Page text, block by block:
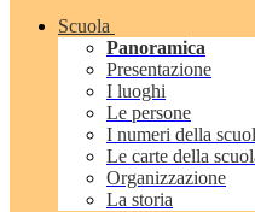
Scuola
Panoramica
Presentazione
I luoghi
Le persone
I numeri della
Le carte della
Organizzazione
La storia